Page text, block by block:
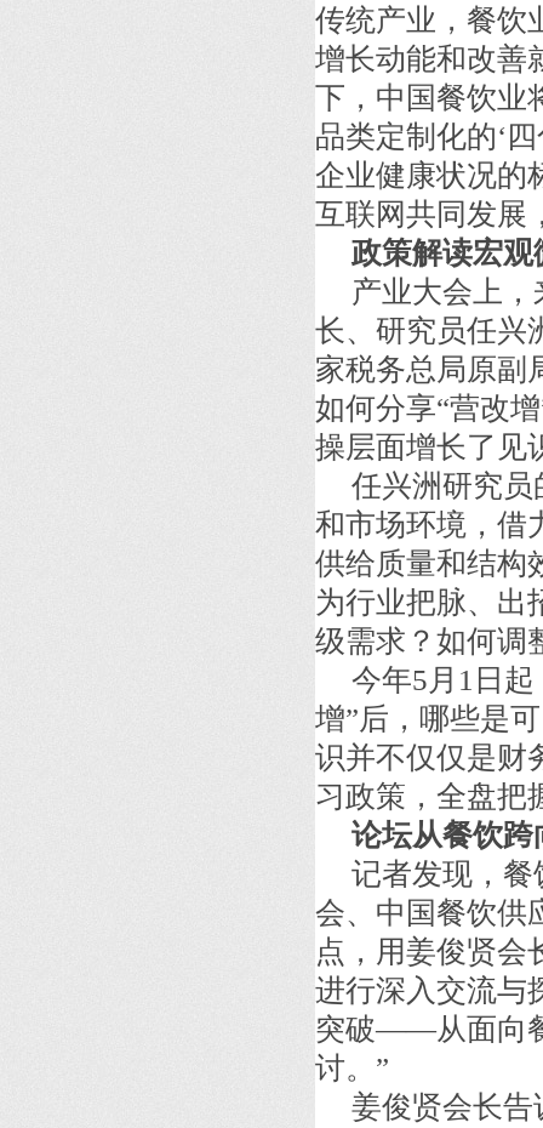
传统产业，餐饮
增长动能和改善
下，中国餐饮业
品类定制化的‘
企业健康状况的
互联网共同发展
政策解读宏观
产业大会上
长、研究员任兴
家税务总局原副
如何分享“营改
操层面增长了见
任兴洲研究员
和市场环境，借
供给质量和结构
为行业把脉、出
级需求？如何调
今年5月1日
增”后，哪些是
识并不仅仅是财
习政策，全盘把
论坛从餐饮跨
记者发现，
会、中国餐饮供
点，用姜俊贤会
进行深入交流与
突破——从面向
讨。”
姜俊贤会长告